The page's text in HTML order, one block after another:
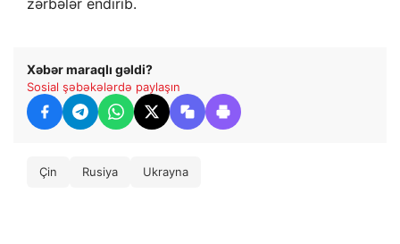
Xəbər maraqlı gəldi?
Sosial şəbəkələrdə paylaşın
Çin Rusiya Ukrayna